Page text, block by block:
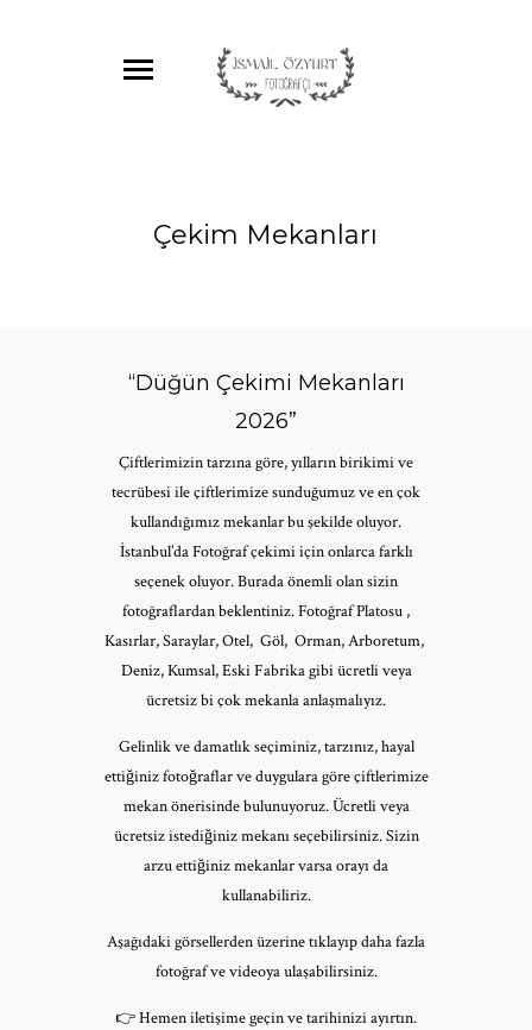
Çekim Mekanları
“Düğün Çekimi Mekanları
2026”
Çiftlerimizin tarzına göre, yılların birikimi ve
tecrübesi ile çiftlerimize sunduğumuz ve en çok
kullandığımız mekanlar bu şekilde oluyor.
İstanbul’da Fotoğraf çekimi için onlarca farklı
seçenek oluyor. Burada önemli olan sizin
fotoğraflardan beklentiniz. Fotoğraf Platosu ,
Kasırlar, Saraylar, Otel, Göl, Orman, Arboretum,
Deniz, Kumsal, Eski Fabrika gibi ücretli veya
ücretsiz bi çok mekanla anlaşmalıyız.
Gelinlik ve damatlık seçiminiz, tarzınız, hayal
ettiğiniz fotoğraflar ve duygulara göre çiftlerimize
mekan önerisinde bulunuyoruz. Ücretli veya
ücretsiz istediğiniz mekanı seçebilirsiniz. Sizin
arzu ettiğiniz mekanlar varsa orayı da
kullanabiliriz.
Aşağıdaki görsellerden üzerine tıklayıp daha fazla
fotoğraf ve videoya ulaşabilirsiniz.
👉 Hemen iletişime geçin ve tarihinizi ayırtın.